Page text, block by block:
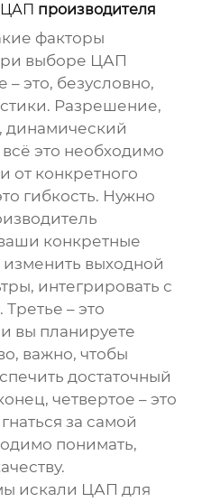
ЦАП производителя
факторы
выборе ЦАП
это, безусловно,
Разрешение,
динамический
всё это необходимо
от конкретного
гибкость. Нужно
конкретные
выходной
интегрировать с
– это
вы планируете
важно, чтобы
достаточный
четвертое – это
за самой
понимать,
искали ЦАП для